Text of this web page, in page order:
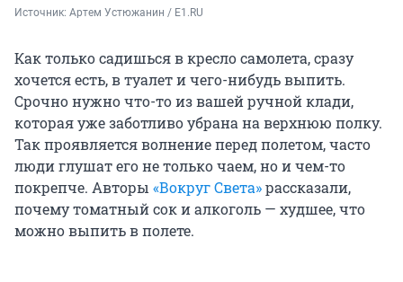
Источник: Артем Устюжанин / E1.RU
Как только садишься в кресло самолета, сразу
хочется есть, в туалет и чего-нибудь выпить.
Срочно нужно что-то из вашей ручной клади,
которая уже заботливо убрана на верхнюю полку.
Так проявляется волнение перед полетом, часто
люди глушат его не только чаем, но и чем-то
покрепче. Авторы «Вокруг Света»рассказали,
почему томатный сок и алкоголь — худшее, что
можно выпить в полете.